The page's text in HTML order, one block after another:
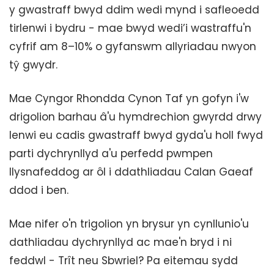
y gwastraff bwyd ddim wedi mynd i safleoedd
tirlenwi i bydru - mae bwyd wedi’i wastraffu'n
cyfrif am 8–10% o gyfanswm allyriadau nwyon
tŷ gwydr.
Mae Cyngor Rhondda Cynon Taf yn gofyn i'w
drigolion barhau â'u hymdrechion gwyrdd drwy
lenwi eu cadis gwastraff bwyd gyda'u holl fwyd
parti dychrynllyd a'u perfedd pwmpen
llysnafeddog ar ôl i ddathliadau Calan Gaeaf
ddod i ben.
Mae nifer o'n trigolion yn brysur yn cynllunio'u
dathliadau dychrynllyd ac mae'n bryd i ni
feddwl - Trît neu Sbwriel? Pa eitemau sydd